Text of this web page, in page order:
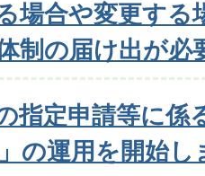
場合や変更する
制の届け出が必
指定申請等に係
の運用を開始し